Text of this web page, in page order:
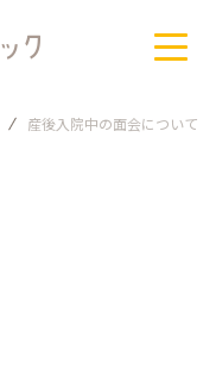
産後入院中の面会について